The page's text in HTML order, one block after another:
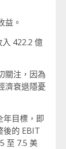
益。
422.2 億
關注，因為
濟衰退隱憂
年目標，即
後的 EBIT
至 7.5 美